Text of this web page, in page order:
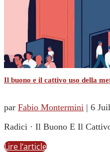
Il buono e il cattivo uso della
par Fabio Montermini | 6
Radici · Il Buono E Il
Lire l’article